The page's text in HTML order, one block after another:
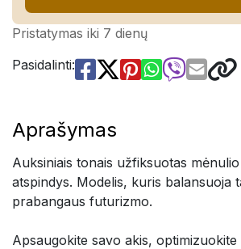
Pristatymas iki 7 dienų
Pasidalinti:
Aprašymas
Auksiniais tonais užfiksuotas
atspindys. Modelis, kuris balansuoja
prabangaus futurizmo.
Apsaugokite savo akis,